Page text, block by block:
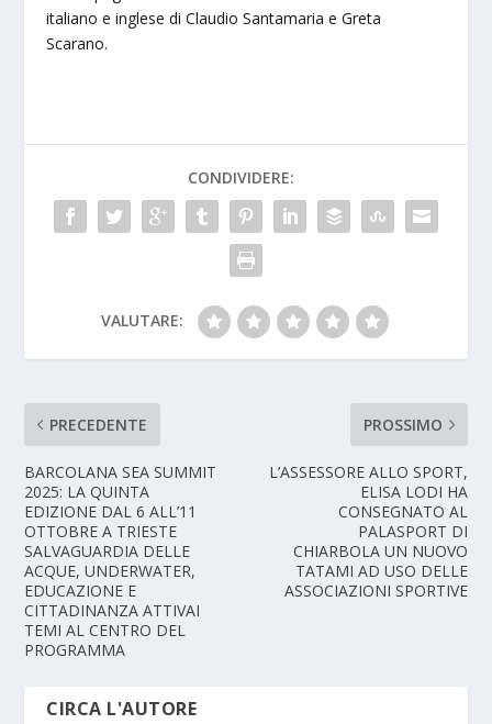
italiano e inglese di Claudio Santamaria e Greta
Scarano.
CONDIVIDERE:
VALUTARE:
PRECEDENTE
BARCOLANA SEA SUMMIT
2025: LA QUINTA
EDIZIONE DAL 6 ALL’11
OTTOBRE A TRIESTE
SALVAGUARDIA DELLE
ACQUE, UNDERWATER,
EDUCAZIONE E
CITTADINANZA ATTIVAI
TEMI AL CENTRO DEL
PROGRAMMA
PROSSIMO
L’ASSESSORE ALLO SPORT,
ELISA LODI HA
CONSEGNATO AL
PALASPORT DI
CHIARBOLA UN NUOVO
TATAMI AD USO DELLE
ASSOCIAZIONI SPORTIVE
CIRCA L'AUTORE